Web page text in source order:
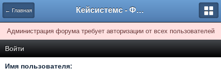
← Главная Кейсистемс - Форумы
Администрация форума требует авторизации от всех пользователей
Войти
Имя пользователя: